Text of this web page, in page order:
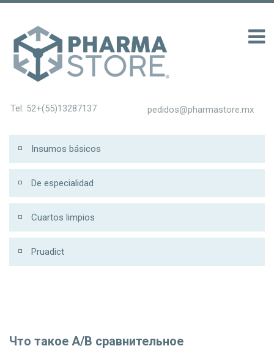
Tel: 52+(55)13287137 pedidos@pharmastore.mx
Insumos básicos
De especialidad
Cuartos limpios
Pruadict
Что такое A/B сравнительное